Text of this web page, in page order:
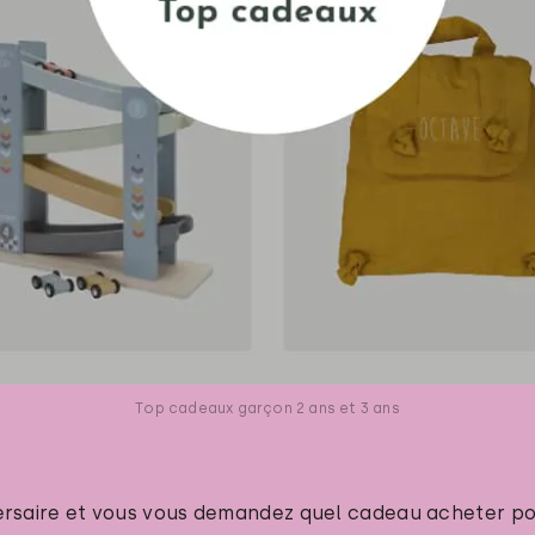
Top cadeaux garçon 2 ans et 3 ans
et vous vous demandez quel cadeau acheter